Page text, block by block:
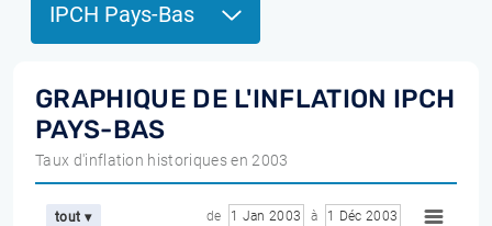
IPCH Pays-Bas
GRAPHIQUE DE L'INFLATION IPCH
PAYS-BAS
Taux d'inflation historiques en 2003
tout ▾ de 1 Jan 2003 à 1 Déc 2003